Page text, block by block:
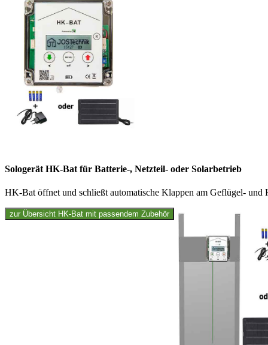
Sologerät HK-Bat für Batterie-, Netzteil- oder Solarbetrieb
HK-Bat öffnet und schließt automatische Klappen am Geflügel-